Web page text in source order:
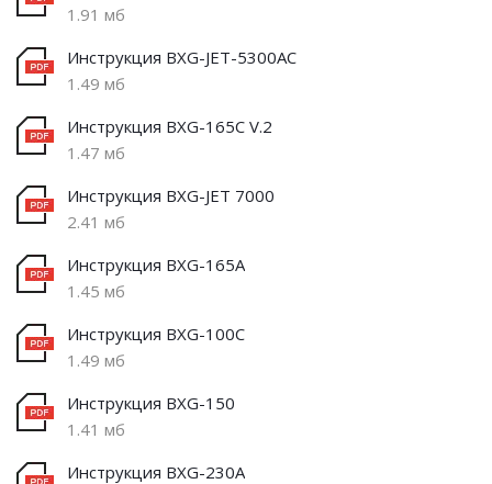
1.91 мб
Инструкция BXG-JET-5300AC
1.49 мб
Инструкция BXG-165C V.2
1.47 мб
Инструкция BXG-JET 7000
2.41 мб
Инструкция BXG-165A
1.45 мб
Инструкция BXG-100C
1.49 мб
Инструкция BXG-150
1.41 мб
Инструкция BXG-230A